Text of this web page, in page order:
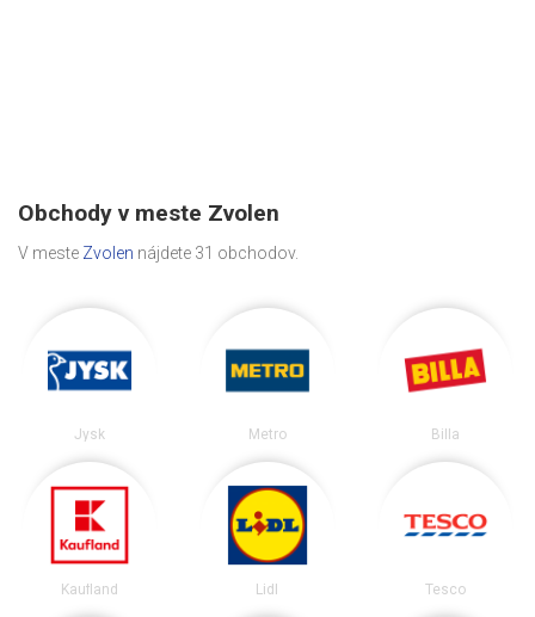
Obchody v meste Zvolen
V meste Zvolen nájdete 31 obchodov.
Jysk Metro Billa
Kaufland Lidl Tesco